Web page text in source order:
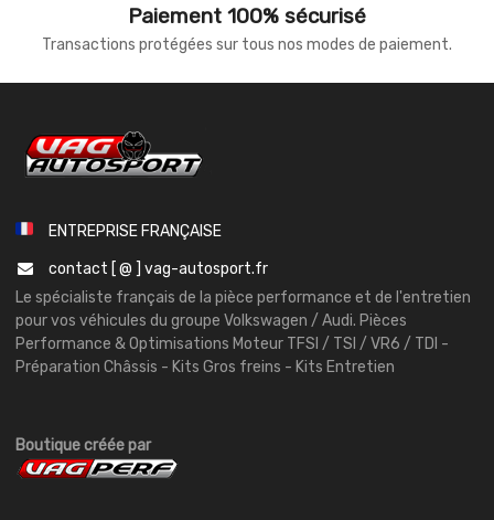
Paiement 100% sécurisé
Transactions protégées sur tous nos modes de paiement.
ENTREPRISE FRANÇAISE
contact [ @ ] vag-autosport.fr
Le spécialiste français de la pièce performance et de l'entretien
pour vos véhicules du groupe Volkswagen / Audi. Pièces
Performance & Optimisations Moteur TFSI / TSI / VR6 / TDI -
Préparation Châssis - Kits Gros freins - Kits Entretien
Boutique créée par